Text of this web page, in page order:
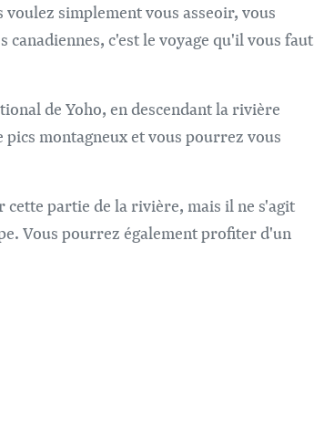
voulez simplement vous asseoir, vous
c'est le voyage qu'il vous faut
de Yoho, en descendant la rivière
montagneux et vous pourrez vous
cette partie de la rivière, mais il ne s'agit
Vous pourrez également profiter d'un